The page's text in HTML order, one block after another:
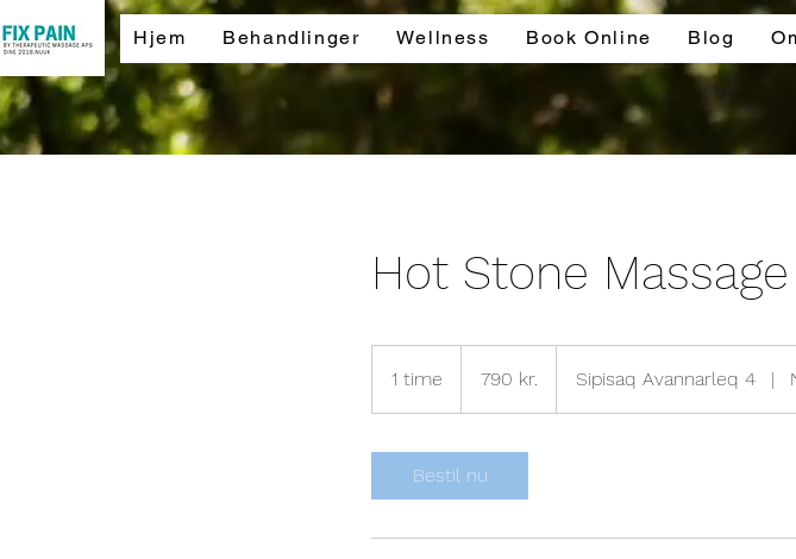
Hjem Behandlinger Wellness Book Online Blog
Hot Stone Massage
1 time
t
m
kroner790 kr. Sipisaq Avannarleq 4 |
Bestil nu